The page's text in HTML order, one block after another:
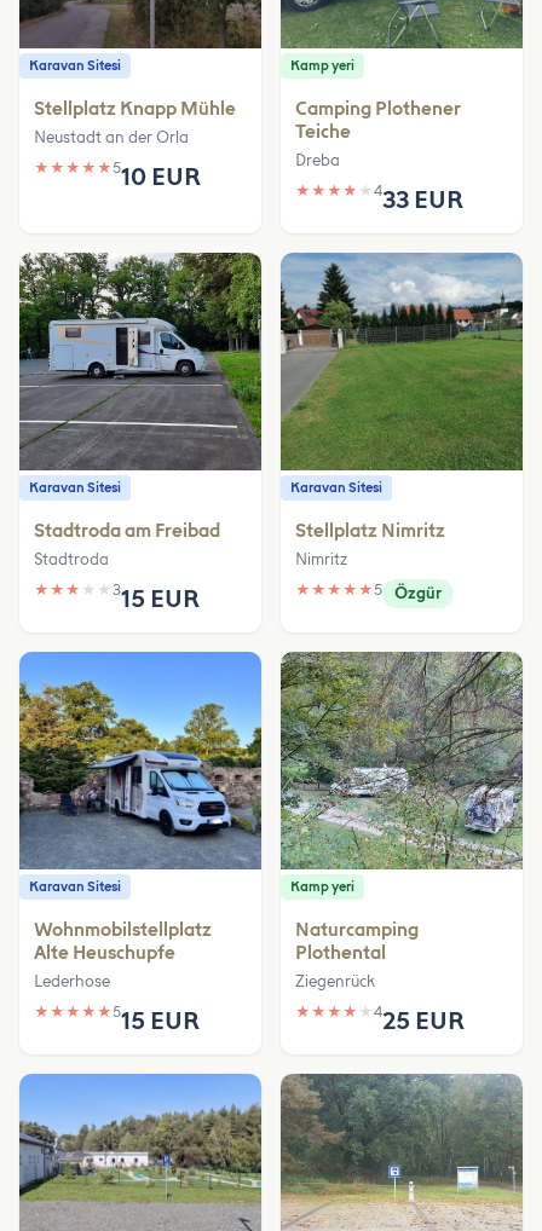
Karavan Sitesi
Stellplatz Knapp Mühle
Neustadt an der Orla
★ ★ ★ ★ ★510 EUR
Kamp yeri
Camping Plothener
Teiche
Dreba
★ ★ ★ ★ ★ 433 EUR
Karavan Sitesi
Stadtroda am Freibad
Stadtroda
★ ★ ★ ★ ★ 315 EUR
Karavan Sitesi
Stellplatz Nimritz
Nimritz
★ ★ ★ ★ ★5 Özgür
Karavan Sitesi
Wohnmobilstellplatz
Alte Heuschupfe
Lederhose
★ ★ ★ ★ ★515 EUR
Kamp yeri
Naturcamping
Plothental
Ziegenrück
★ ★ ★ ★ ★ 425 EUR